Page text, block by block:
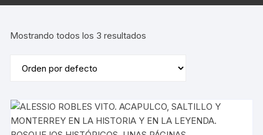
Mostrando todos los 3 resultados